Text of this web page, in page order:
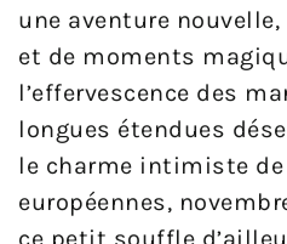
une aventure
et de moments
l’effervescence des
longues étendues
le charme intimiste
européennes,